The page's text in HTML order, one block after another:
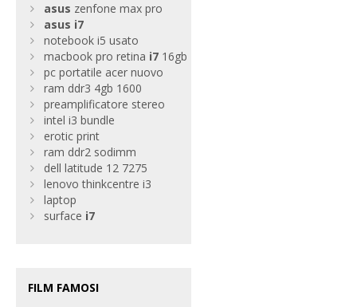
asus zenfone max pro
asus i7
notebook i5 usato
macbook pro retina i7 16gb
pc portatile acer nuovo
ram ddr3 4gb 1600
preamplificatore stereo
intel i3 bundle
erotic print
ram ddr2 sodimm
dell latitude 12 7275
lenovo thinkcentre i3
laptop
surface i7
FILM FAMOSI